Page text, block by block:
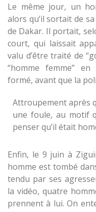
Le même jour, un
alors qu’il sortait de
de Dakar. Il portait,
court, qui laissait
valu d’être traité de
“homme femme”
formé, avant que la
Attroupement après
une foule, au motif
penser qu’il était
Enfin, le 9 juin à
homme est tombé
tendu par ses
la vidéo, quatre
prennent à lui. On